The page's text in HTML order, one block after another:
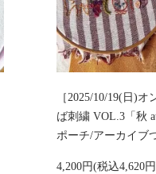
［2025/10/19(日)
ば刺繍 VOL.3「秋
ポーチ/アーカイブ
4,200円(税込4,620